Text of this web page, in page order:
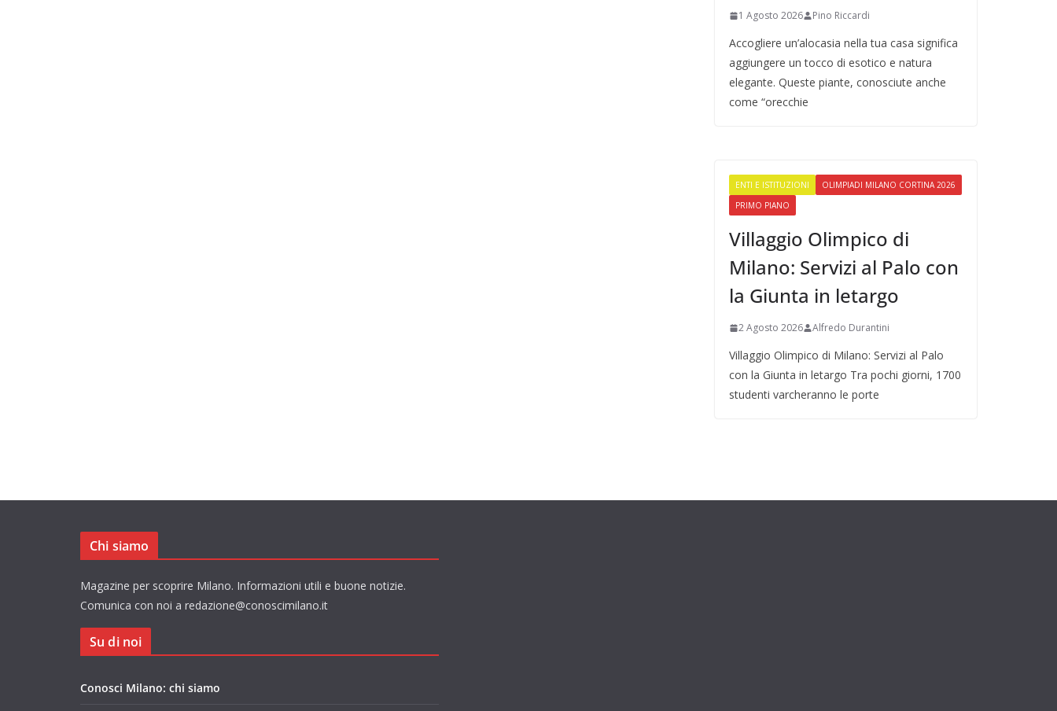
1 Agosto 2026 Pino Riccardi
Accogliere un’alocasia nella tua casa significa
aggiungere un tocco di esotico e natura
elegante. Queste piante, conosciute anche
come “orecchie
ENTI E ISTITUZIONI
OLIMPIADI MILANO CORTINA 2026
PRIMO PIANO
Villaggio Olimpico di
Milano: Servizi al Palo con
la Giunta in letargo
2 Agosto 2026 Alfredo Durantini
Villaggio Olimpico di Milano: Servizi al Palo
con la Giunta in letargo Tra pochi giorni, 1700
studenti varcheranno le porte
Chi siamo
Magazine per scoprire Milano. Informazioni utili e buone notizie.
Comunica con noi a redazione@conoscimilano.it
Su di noi
Conosci Milano: chi siamo